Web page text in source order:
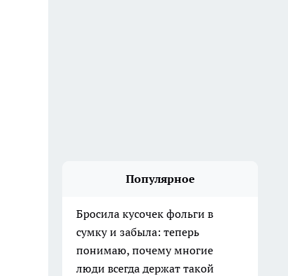
Популярное
Бросила кусочек фольги в
сумку и забыла: теперь
понимаю, почему многие
люди всегда держат такой